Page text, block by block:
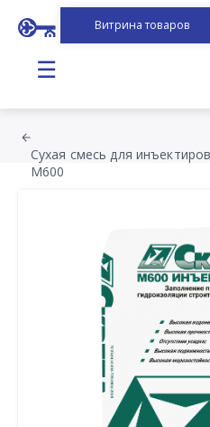
Витрина товаров
☰
Сухая смесь для
М600